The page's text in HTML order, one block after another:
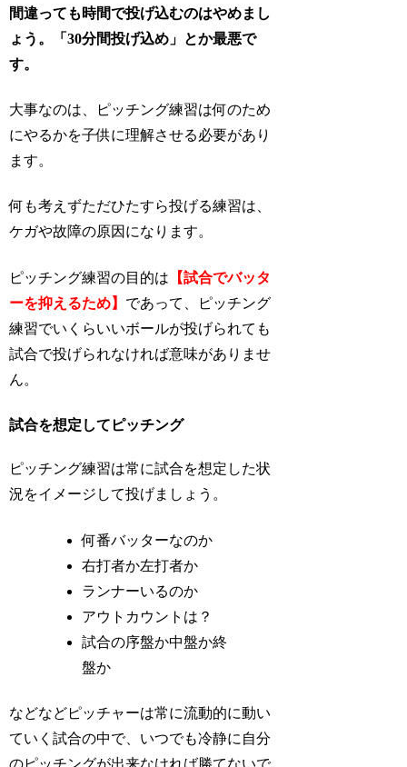
間違っても時間で投げ込むのはやめまし
ょう。「30分間投げ込め」とか最悪で
す。
大事なのは、ピッチング練習は何のため
にやるかを子供に理解させる必要があり
ます。
何も考えずただひたすら投げる練習は、
ケガや故障の原因になります。
ピッチング練習の目的は 【試合でバッタ
ーを抑えるため】 であって、ピッチング
練習でいくらいいボールが投げられても
試合で投げられなければ意味がありませ
ん。
試合を想定してピッチング
ピッチング練習は常に試合を想定した状
況をイメージして投げましょう。
何番バッターなのか
右打者か左打者か
ランナーいるのか
アウトカウントは？
試合の序盤か中盤か終
盤か
などなどピッチャーは常に流動的に動い
ていく試合の中で、いつでも冷静に自分
のピッチングが出来なければ勝てないで